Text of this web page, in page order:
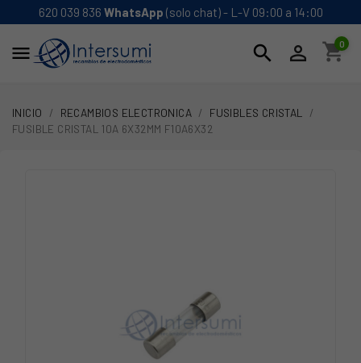
620 039 836 WhatsApp (solo chat) - L-V 09:00 a 14:00
 search  shopping_cart
0
INICIO RECAMBIOS ELECTRONICA
FUSIBLES CRISTAL
FUSIBLE CRISTAL 10A 6X32MM F10A6X32